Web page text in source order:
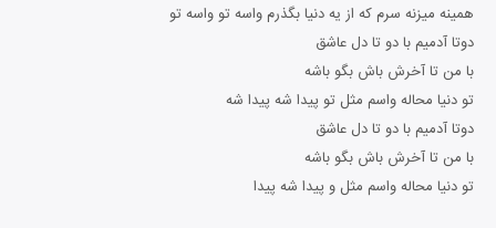
همینه میزنه سرم که از یه دنیا بگذرم واسه تو واسه تو
دوتا آدمیم با دو تا دل عاشق
با من تا آخرش باش بگو باشه
تو دنیا محاله واسم مثل تو پیدا شه پیدا شه
دوتا آدمیم با دو تا دل عاشق
با من تا آخرش باش بگو باشه
تو دنیا محاله واسم مثل و پیدا شه پیدا